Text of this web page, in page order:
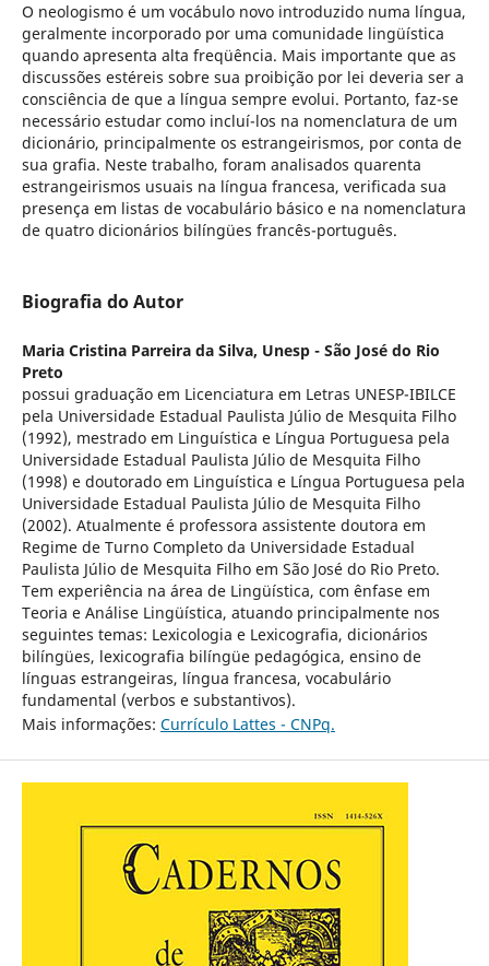
O neologismo é um vocábulo novo introduzido numa língua,
geralmente incorporado por uma comunidade lingüística
quando apresenta alta freqüência. Mais importante que as
discussões estéreis sobre sua proibição por lei deveria ser a
consciência de que a língua sempre evolui. Portanto, faz-se
necessário estudar como incluí-los na nomenclatura de um
dicionário, principalmente os estrangeirismos, por conta de
sua grafia. Neste trabalho, foram analisados quarenta
estrangeirismos usuais na língua francesa, verificada sua
presença em listas de vocabulário básico e na nomenclatura
de quatro dicionários bilíngües francês-português.
Biografia do Autor
Maria Cristina Parreira da Silva, Unesp - São José do Rio
Preto
possui graduação em Licenciatura em Letras UNESP-IBILCE
pela Universidade Estadual Paulista Júlio de Mesquita Filho
(1992), mestrado em Linguística e Língua Portuguesa pela
Universidade Estadual Paulista Júlio de Mesquita Filho
(1998) e doutorado em Linguística e Língua Portuguesa pela
Universidade Estadual Paulista Júlio de Mesquita Filho
(2002). Atualmente é professora assistente doutora em
Regime de Turno Completo da Universidade Estadual
Paulista Júlio de Mesquita Filho em São José do Rio Preto.
Tem experiência na área de Lingüística, com ênfase em
Teoria e Análise Lingüística, atuando principalmente nos
seguintes temas: Lexicologia e Lexicografia, dicionários
bilíngües, lexicografia bilíngüe pedagógica, ensino de
línguas estrangeiras, língua francesa, vocabulário
fundamental (verbos e substantivos).
Mais informações: Currículo Lattes - CNPq.